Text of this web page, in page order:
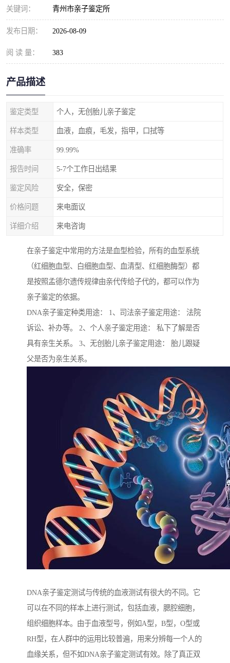
关键词： 青州市亲子鉴定所
发布日期： 2026-08-09
阅 读 量： 383
产品描述
鉴定类型 个人，无创胎儿亲子鉴定
样本类型 血液，血痕，毛发，指甲，口拭等
准确率 99.99%
报告时间 5-7个工作日出结果
鉴定风险 安全，保密
价格问题 来电面议
详细介绍 来电咨询
在亲子鉴定中常用的方法是血型检验，所有的血型系统
（红细胞血型、白细胞血型、血清型、红细胞酶型）都
是按照孟德尔遗传规律由亲代传给子代的，都可以作为
亲子鉴定的依据。
DNA亲子鉴定种类用途： 1、司法亲子鉴定用途： 法院
诉讼、补办等。 2、个人亲子鉴定用途： 私下了解是否
具有亲生关系。 3、无创胎儿亲子鉴定用途： 胎儿跟疑
父是否为亲生关系。
DNA亲子鉴定测试与传统的血液测试有很大的不同。它
可以在不同的样本上进行测试，包括血液，腮腔细胞，
组织细胞样本。由于血液型号，例如A型，B型，O型或
RH型，在人群中的运用比较普遍，用来分辨每一个人的
血缘关系，但不如DNA亲子鉴定测试有效。除了真正双